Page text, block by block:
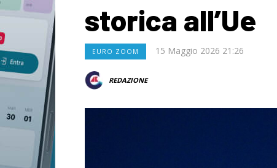
storica all’Ue
EURO ZOOM 15 Maggio 2026 21:26
REDAZIONE